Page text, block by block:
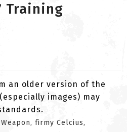
Training
an older version of the
images) may
firmy Celcius,